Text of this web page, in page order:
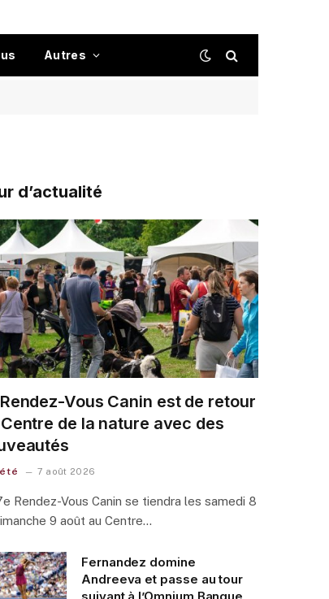
Autres
d’actualité
Vous Canin est de retour
de la nature avec des
7 août 2026
Rendez-Vous Canin se tiendra les samedi 8
9 août au Centre…
Fernandez domine
Andreeva et passe au tour
suivant à l’Omnium Banque